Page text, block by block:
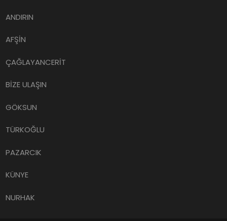
ANDIRIN
AFŞİN
ÇAĞLAYANCERİT
BİZE ULAŞIN
GÖKSUN
TÜRKOĞLU
PAZARCIK
KÜNYE
NURHAK